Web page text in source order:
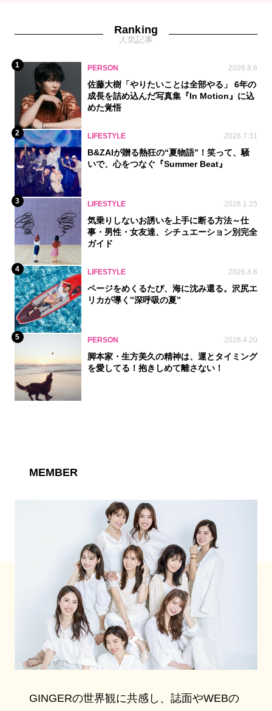
Ranking
人気記事
1 PERSON 2026.8.6
佐藤大樹「やりたいことは全部やる」 6年の
成長を詰め込んだ写真集『In Motion』に込
めた覚悟
2 LIFESTYLE 2026.7.31
B&ZAIが贈る熱狂の“夏物語”！笑って、騒
いで、心をつなぐ『Summer Beat』
3 LIFESTYLE 2026.1.25
気乗りしないお誘いを上手に断る方法～仕
事・男性・女友達、シチュエーション別完全
ガイド
4 LIFESTYLE 2026.8.8
ページをめくるたび、海に沈み還る。沢尻エ
リカが導く‟深呼吸の夏”
5 PERSON 2026.4.20
脚本家・生方美久の精神は、運とタイミング
を愛してる！抱きしめて離さない！
MEMBER
GINGERの世界観に共感し、誌面やWEBの